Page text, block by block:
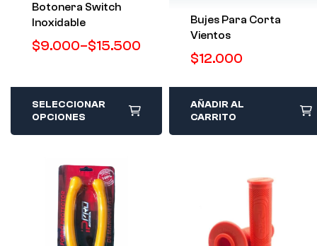
Botonera Switch
Inoxidable
$9.000–$15.500
SELECCIONAR
OPCIONES
Bujes Para Corta
Vientos
$12.000
AÑADIR AL
CARRITO